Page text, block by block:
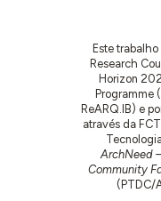
Este
Research
Horizon
Programme
ReARQ.IB) e
através da
ArchNeed
Community
(PTDC/